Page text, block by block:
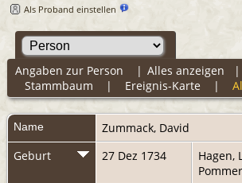
Als Proband einstellen
Alles anzeigen |
Angaben zur Person |
Stammbaum | Ereignis-Karte |
Name Zummack, David
Geburt
27 Dez 1734
Hagen,